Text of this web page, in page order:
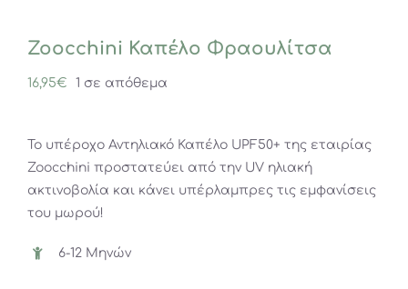
Zoocchini Καπέλο Φραουλίτσα
16,95€ 1 σε απόθεμα
Το υπέροχο Αντηλιακό Καπέλο UPF50+ της εταιρίας
Zoocchini προστατεύει από την UV ηλιακή
ακτινοβολία και κάνει υπέρλαμπρες τις εμφανίσεις
του μωρού!
6-12 Μηνών